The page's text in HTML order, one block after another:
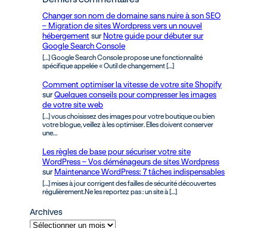
Changer son nom de domaine sans nuire à son SEO
– Migration de sites Wordpress vers un nouvel
hébergement sur Notre guide pour débuter sur
Google Search Console
[…] Google Search Console propose une fonctionnalité
spécifique appelée « Outil de changement […]
Comment optimiser la vitesse de votre site Shopify
surQuelques conseils pour compresser les images
de votre site web
[…] vous choisissez des images pour votre boutique ou bien
votre blogue, veillez à les optimiser. Elles doivent conserver
une…
Les règles de base pour sécuriser votre site
WordPress – Vos déménageurs de sites Wordpress
sur Maintenance WordPress: 7 tâches indispensables
[…] mises à jour corrigent des failles de sécurité découvertes
régulièrement.Ne les reportez pas : un site à […]
Archives